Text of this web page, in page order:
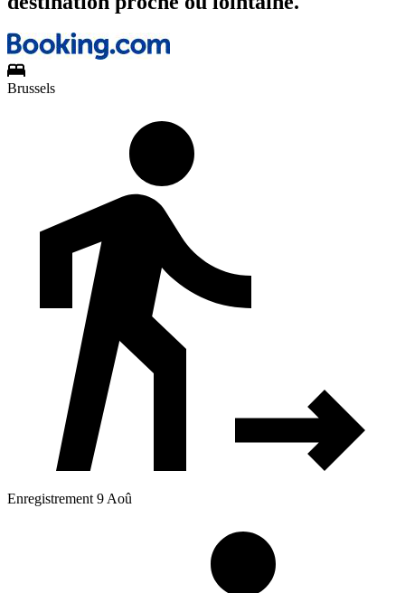
Brussels
Enregistrement 9 Aoû